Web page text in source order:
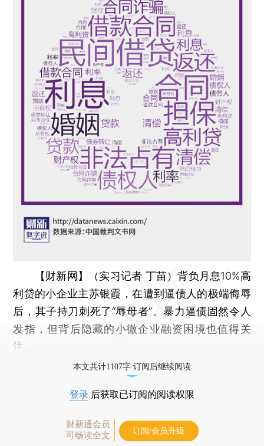
【财新网】（实习记者 丁苗）背负月息10%高
利贷的小企业主苏银霞，在遭到逼债人的极端侮辱
后，其子持刀刺死了“辱母者”。暴力逼债固然令人
发指，但背后隐藏的小微企业融资困境也值得关
注。
本文共计1107字 订阅后继续阅读
登录 后获取已订阅的阅读权限
财新通会员
可畅读全文
订阅/会员升级